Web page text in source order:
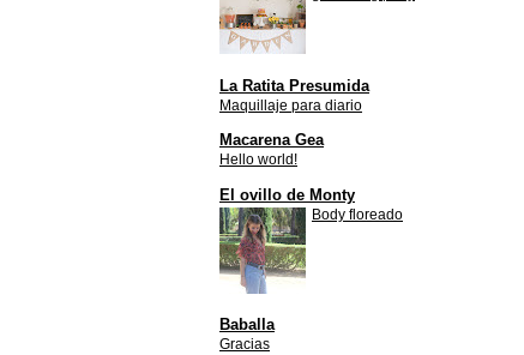
La Ratita Presumida
Maquillaje para diario
Macarena Gea
Hello world!
El ovillo de Monty
Body floreado
Baballa
Gracias